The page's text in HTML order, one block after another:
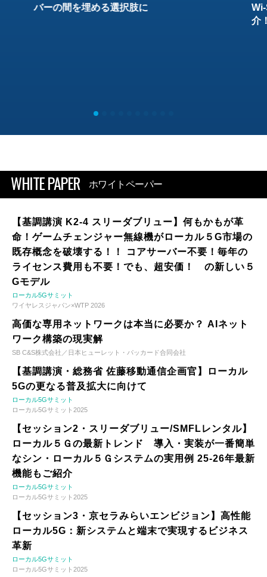
バーの間を埋める選択肢に
介
WHITE PAPER ホワイトペーパー
【基調講演 K2-4 スリーダブリュー】何もかもが革
命！ゲームチェンジャー無線機がローカル５G市場の
既存概念を破壊する！！ コアサーバー不要！毎年の
ライセンス費用も不要！でも、超安価！ の新しい５
Gモデル
ローカル5Gサミット
ワイヤレスジャパン×WTP 2026
高価な専用ネットワークは本当に必要か？ AIネット
ワーク構築の現実解
SB C&S株式会社／日本ヒューレット・パッカード合同会社
【基調講演・総務省 佐藤移動通信企画官】ローカル
5Gの更なる普及拡大に向けて
ローカル5Gサミット
ローカル5Gサミット2025
【セッション2・スリーダブリュー/SMFLレンタル】
ローカル５Ｇの最新トレンド 導入・実装が一番簡単
なシン・ローカル５Ｇシステムの実用例 25-26年最新
機能もご紹介
ローカル5Gサミット
ローカル5Gサミット2025
【セッション3・京セラみらいエンビジョン】高性能
ローカル5G：新システムと端末で実現するビジネス
革新
ローカル5Gサミット
ローカル5Gサミット2025